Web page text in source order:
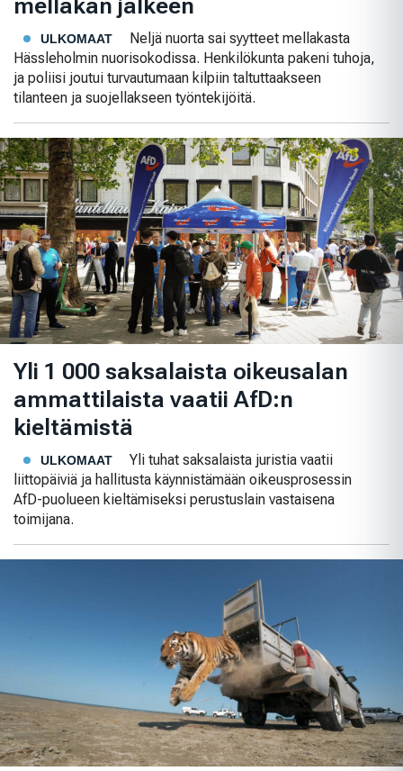
ULKOMAAT
Neljä nuorta sai syytteet mellakasta
Hässleholmin nuorisokodissa. Henkilökunta pakeni tuhoja,
ja poliisi joutui turvautumaan kilpiin taltuttaakseen
tilanteen ja suojellakseen työntekijöitä.
Yli 1 000 saksalaista oikeusalan
ammattilaista vaatii AfD:n
kieltämistä
ULKOMAAT
Yli tuhat saksalaista juristia vaatii
liittopäiviä ja hallitusta käynnistämään oikeusprosessin
AfD-puolueen kieltämiseksi perustuslain vastaisena
toimijana.